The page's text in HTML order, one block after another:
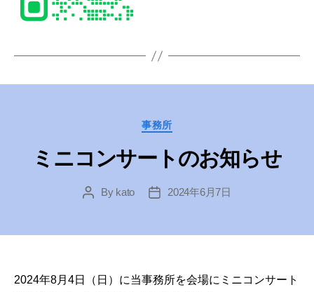
Categories
事務所
ミニコンサートのお知らせ
PostBy kato
Post2024年6月7日
2024年8月4日（日）に当事務所を会場にミニコンサート